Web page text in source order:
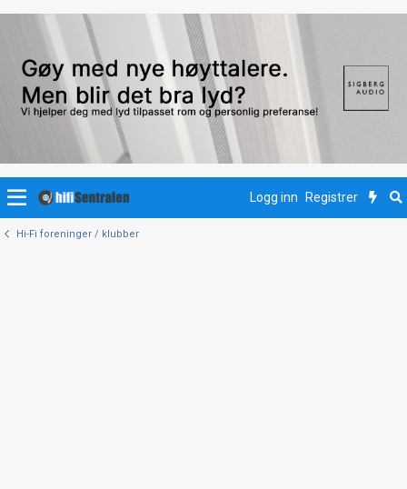
Logg inn Registrer
Hi-Fi foreninger / klubber